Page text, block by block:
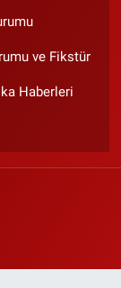
ve Fikstür
Haberleri